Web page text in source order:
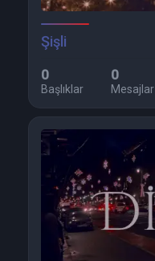
Şişli
0
Başlıklar
0
Mesajlar